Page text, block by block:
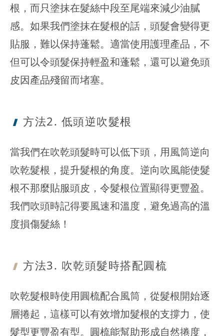
根，而只塗抹在髮絲中段至尾端來減少油膩
感。如果我們塗抹在髮根的話，頭髮會變得更
貼服，難以保持蓬鬆。適當使用護理產品，不
但可以令頭髮保持輕盈和蓬鬆，還可以避免頭
皮因產品殘留而堵塞。
方法2. 低頭逆吹髮根
當我們在吹乾頭髮時可以低下頭，用風筒逆向
吹乾髮根，提升髮根的角度。逆向吹風能使髮
根不那麼貼服頭皮，令髮根位置顯得更豐盈。
我們吹頭時記得要風速和溫度，避免過高的溫
度損傷髮絲！
方法3. 吹乾頭髮時搭配圓梳
吹乾髮根時使用圓梳配合風筒，從髮根開始逐
層捲起，這樣可以有效增加髮根的支撐力，使
髮型更豐盈有型。圓梳能幫助形成自然捲度，